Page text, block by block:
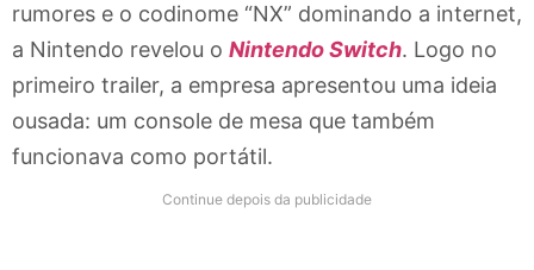
rumores e o codinome “NX” dominando a internet,
a Nintendo revelou o Nintendo Switch. Logo no
primeiro trailer, a empresa apresentou uma ideia
ousada: um console de mesa que também
funcionava como portátil.
Continue depois da publicidade